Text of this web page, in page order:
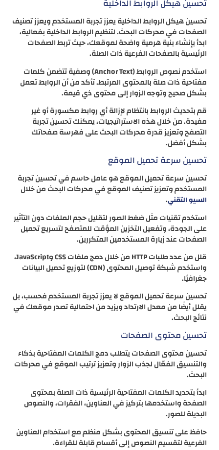
تحسين هيكل الروابط الداخلية
تحسين هيكل الروابط الداخلية يعزز تجربة المستخدم ويعزز تصنيف
الصفحات في محركات البحث. لتنظيم الروابط الداخلية بفعالية،
ابدأ بإنشاء بنية هرمية واضحة لموقعك، حيث تربط الصفحات
الرئيسية بالصفحات الفرعية ذات الصلة.
استخدم نصوص الروابط (Anchor Text) وصفية تتضمن كلمات
مفتاحية ذات صلة بالمحتوى المرتبط. تأكد من أن الروابط تعمل
بشكل صحيح وتوجه الزوار إلى محتوى ذي قيمة.
قم بتحديث الروابط بانتظام لإزالة أي روابط مكسورة أو غير
مفيدة. من خلال هذه الاستراتيجيات، يمكنك تحسين تجربة
التصفح وتعزيز قدرة محركات البحث على فهرسة صفحاتك
بشكل أفضل.
تحسين سرعة تحميل الموقع
تحسين سرعة تحميل الموقع هو عامل حاسم في تحسين تجربة
المستخدم وتعزيز تصنيف الموقع في محركات البحث من خلال
السيو التقني.
استخدم تقنيات مثل ضغط الصور لتقليل حجم الملفات دون التأثير
على الجودة، وتفعيل التخزين المؤقت للمتصفح لتسريع تحميل
الصفحات عند زيارة المستخدمين المتكررين.
قلل من عدد طلبات HTTP من خلال دمج ملفات CSS وJavaScript،
واستخدم شبكة توصيل المحتوى (CDN) لتوزيع تحميل البيانات
جغرافيًا.
تحسين سرعة تحميل الموقع لا يعزز تجربة المستخدم فحسب، بل
يقلل أيضًا من معدل الارتداد ويزيد من احتمالية تصدر موقعك في
نتائج البحث.
تحسين محتوى الصفحات
تحسين محتوى الصفحات يتطلب دمج الكلمات المفتاحية بذكاء
والتنسيق الفعّال لجذب الزوار وتعزيز ترتيب الموقع في محركات
البحث.
ابدأ بتحديد الكلمات المفتاحية الرئيسية ذات الصلة بمحتوى
الصفحة واستخدمها بتركيز في العناوين، الفقرات، والنصوص
البديلة للصور.
حافظ على تنسيق المحتوى بشكل منظم مع استخدام العناوين
الفرعية لتقسيم النصوص إلى أقسام قابلة للقراءة.